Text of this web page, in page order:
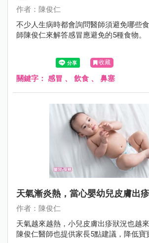
作者：陳俊仁
不少人生病時都會詢問醫師須避免哪些
師陳俊仁來解答感冒應避免的5種食物。
收藏
關鍵字： 感冒 、 飲食 、 鼻塞
天氣漸炎熱，當心嬰幼兒皮膚出疹
作者：陳俊仁
天氣越來越熱，小兒皮膚出疹狀況也越
陳俊仁醫師也提供家長5點建議，降低寶